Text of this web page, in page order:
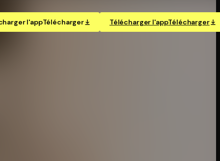
l'appTélécharger Télécharger l'appTélécharger